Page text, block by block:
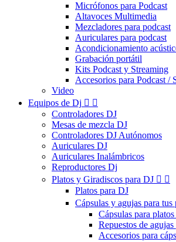
Micrófonos para Podcast
Altavoces Multimedia
Mezcladores para podcast
Auriculares para podcast
Acondicionamiento
Grabación portátil
Kits Podcast y Streaming
Accesorios para Podcast /
Video
Equipos de Dj  
Controladores DJ
Mesas de mezcla DJ
Controladores DJ Autónomos
Auriculares DJ
Auriculares Inalámbricos
Reproductores Dj
Platos y Giradiscos para DJ  
Platos para DJ
Cápsulas y agujas para tus
Cápsulas para
Repuestos de
Accesorios para